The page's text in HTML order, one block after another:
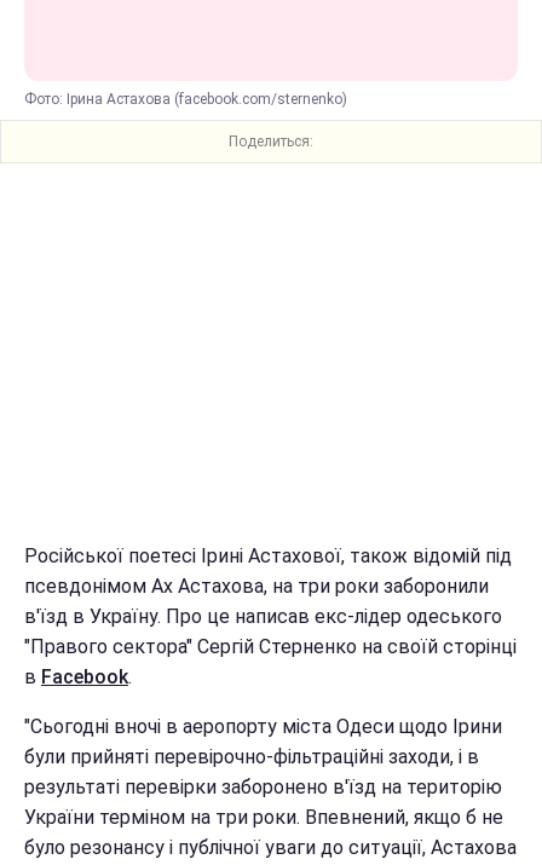
Фото: Ірина Астахова (facebook.com/sternenko)
Поделиться:
Російської поетесі Ірині Астахової, також відомій під
псевдонімом Ах Астахова, на три роки заборонили
в'їзд в Україну. Про це написав екс-лідер одеського
"Правого сектора" Сергій Стерненко на своїй сторінці
в Facebook.
"Сьогодні вночі в аеропорту міста Одеси щодо Ірини
були прийняті перевірочно-фільтраційні заходи, і в
результаті перевірки заборонено в'їзд на територію
України терміном на три роки. Впевнений, якщо б не
було резонансу і публічної уваги до ситуації, Астахова